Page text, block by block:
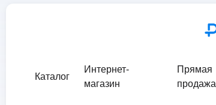
Каталог
Интернет-
магазин
Прямая
продажа